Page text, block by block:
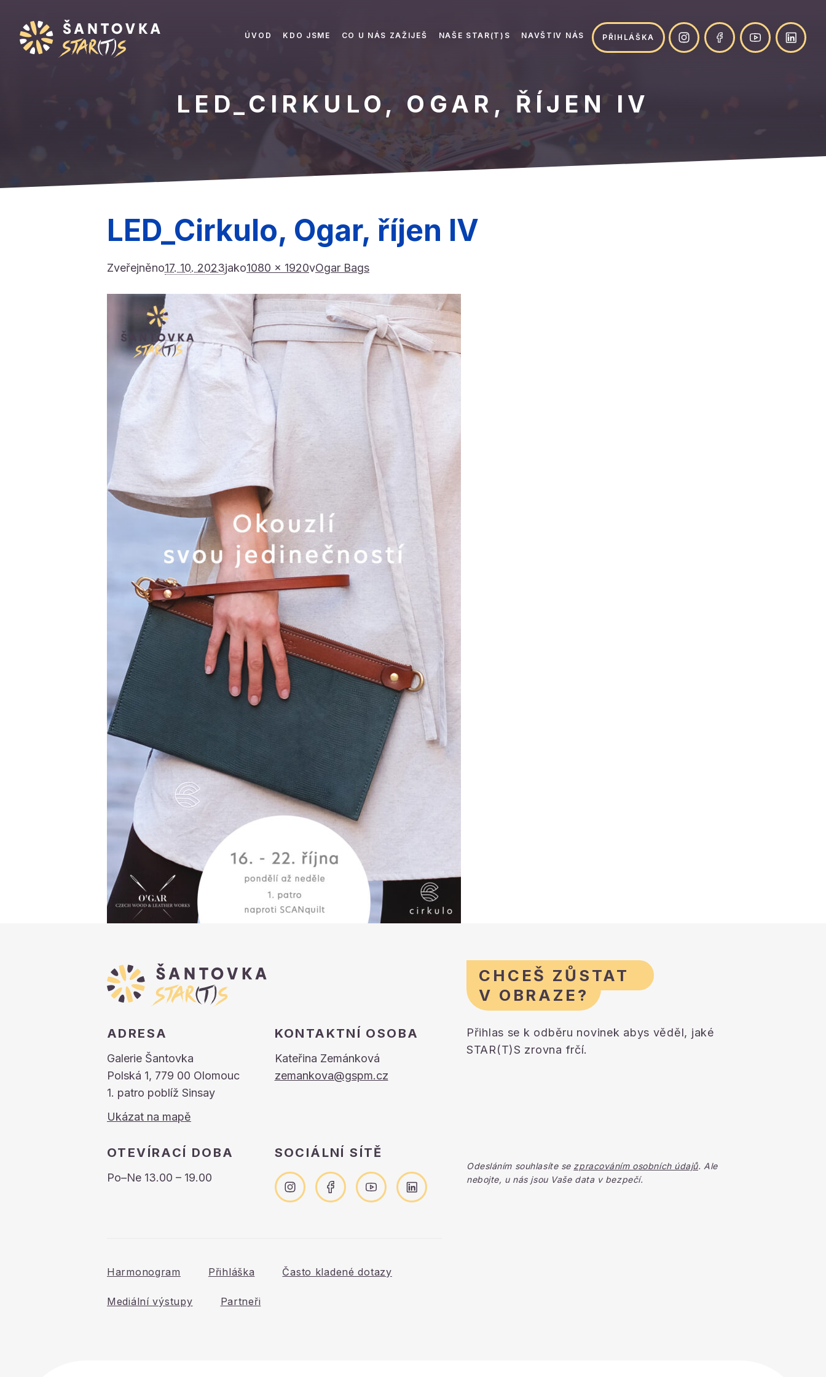
ÚVOD KDO JSME CO U NÁS ZAŽIJEŠ NAŠE STAR(T)S NAVŠTIV NÁS PŘIHLÁŠKA
LED_CIRKULO, OGAR, ŘÍJEN IV
LED_Cirkulo, Ogar, říjen IV
Zveřejněno17. 10. 2023jako1080 × 1920vOgar Bags
ADRESA
Galerie Šantovka
Polská 1, 779 00 Olomouc
1. patro poblíž Sinsay
Ukázat na mapě
KONTAKTNÍ OSOBA
Kateřina Zemánková
zemankova@gspm.cz
OTEVÍRACÍ DOBA
Po–Ne 13.00 – 19.00
SOCIÁLNÍ SÍTĚ
Harmonogram Přihláška Často kladené dotazy
Mediální výstupy Partneři
CHCEŠ ZŮSTAT
V OBRAZE?
Přihlas se k odběru novinek abys věděl, jaké
STAR(T)S zrovna frčí.
Odesláním souhlasíte se zpracováním osobních údajů. Ale
nebojte, u nás jsou Vaše data v bezpečí.